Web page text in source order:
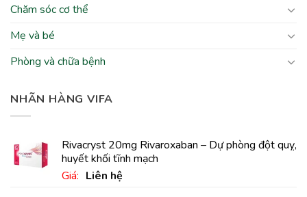
Chăm sóc cơ thể
Mẹ và bé
Phòng và chữa bệnh
NHÃN HÀNG VIFA
Rivacryst 20mg Rivaroxaban – Dự phòng đột quỵ,
huyết khối tĩnh mạch
Giá: Liên hệ